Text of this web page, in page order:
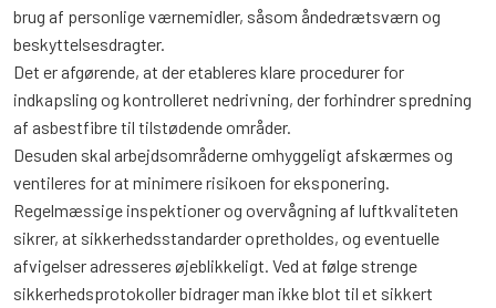
brug af personlige værnemidler, såsom åndedrætsværn og
beskyttelsesdragter.
Det er afgørende, at der etableres klare procedurer for
indkapsling og kontrolleret nedrivning, der forhindrer spredning
af asbestfibre til tilstødende områder.
Desuden skal arbejdsområderne omhyggeligt afskærmes og
ventileres for at minimere risikoen for eksponering.
Regelmæssige inspektioner og overvågning af luftkvaliteten
sikrer, at sikkerhedsstandarder opretholdes, og eventuelle
afvigelser adresseres øjeblikkeligt. Ved at følge strenge
sikkerhedsprotokoller bidrager man ikke blot til et sikkert